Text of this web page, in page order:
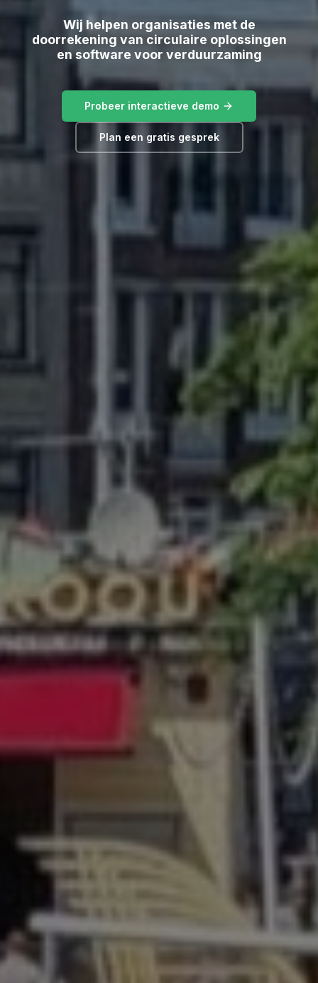
Wij helpen organisaties met de
doorrekening van circulaire oplossingen
en software voor verduurzaming
Probeer interactieve demo
Plan een gratis gesprek